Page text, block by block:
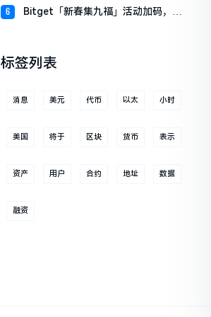
6
Bitget「新春集九福」活动加码，报
标签列表
消息 美元 代币 以太 小时
美国 将于 区块 货币 表示
资产 用户 合约 地址 数据
融资